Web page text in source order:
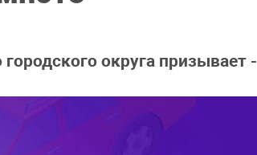
округа призывает -